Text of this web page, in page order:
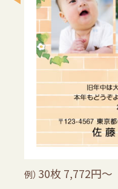
例） 30枚 7,772円～